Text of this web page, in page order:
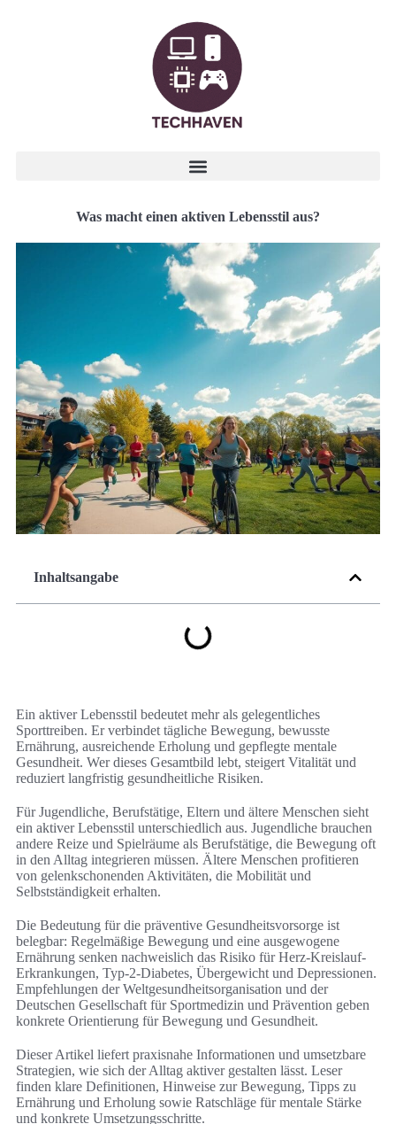
Was macht einen aktiven Lebensstil aus?
Inhaltsangabe
Ein aktiver Lebensstil bedeutet mehr als gelegentliches
Sporttreiben. Er verbindet tägliche Bewegung, bewusste
Ernährung, ausreichende Erholung und gepflegte mentale
Gesundheit. Wer dieses Gesamtbild lebt, steigert Vitalität und
reduziert langfristig gesundheitliche Risiken.
Für Jugendliche, Berufstätige, Eltern und ältere Menschen sieht
ein aktiver Lebensstil unterschiedlich aus. Jugendliche brauchen
andere Reize und Spielräume als Berufstätige, die Bewegung oft
in den Alltag integrieren müssen. Ältere Menschen profitieren
von gelenkschonenden Aktivitäten, die Mobilität und
Selbstständigkeit erhalten.
Die Bedeutung für die präventive Gesundheitsvorsorge ist
belegbar: Regelmäßige Bewegung und eine ausgewogene
Ernährung senken nachweislich das Risiko für Herz-Kreislauf-
Erkrankungen, Typ-2-Diabetes, Übergewicht und Depressionen.
Empfehlungen der Weltgesundheitsorganisation und der
Deutschen Gesellschaft für Sportmedizin und Prävention geben
konkrete Orientierung für Bewegung und Gesundheit.
Dieser Artikel liefert praxisnahe Informationen und umsetzbare
Strategien, wie sich der Alltag aktiver gestalten lässt. Leser
finden klare Definitionen, Hinweise zur Bewegung, Tipps zu
Ernährung und Erholung sowie Ratschläge für mentale Stärke
und konkrete Umsetzungsschritte.